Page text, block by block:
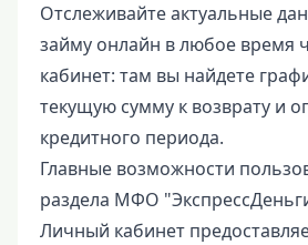
Отслеживайте актуальные
займу онлайн в любое время
кабинет: там вы найдете
текущую сумму к возврату и
кредитного периода.
Главные возможности
раздела МФО
Личный кабинет